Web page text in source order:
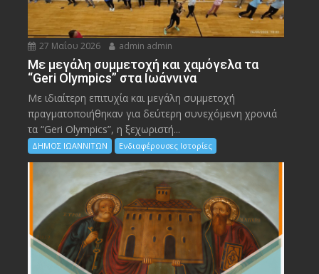
27 Μαΐου 2026 admin admin
Με μεγάλη συμμετοχή και χαμόγελα τα
“Geri Olympics” στα Ιωάννινα
Με ιδιαίτερη επιτυχία και μεγάλη συμμετοχή
πραγματοποιήθηκαν για δεύτερη συνεχόμενη χρονιά
τα “Geri Olympics”, η ξεχωριστή...
ΔΗΜΟΣ ΙΩΑΝΝΙΤΩΝ Ενδιαφέρουσες Ιστορίες